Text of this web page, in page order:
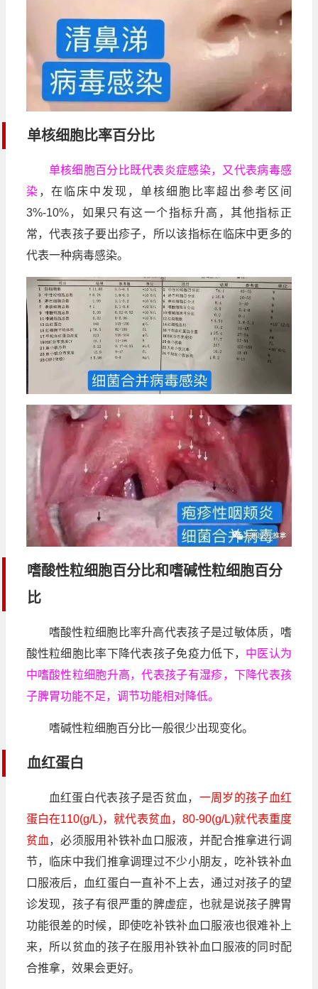
单核细胞比率百分比
单核细胞百分比既代表炎症感染，又代表病毒感
染 ，在临床中发现，单核细胞比率超出参考区间
3%-10%，如果只有这一个指标升高，其他指标正
常，代表孩子要出疹子，所以该指标在临床中更多的
代表一种病毒感染。
嗜酸性粒细胞百分比和嗜碱性粒细胞百分
比
嗜酸性粒细胞比率升高代表孩子是过敏体质，嗜
酸性粒细胞比率下降代表孩子免疫力低下， 中医认为
中嗜酸性粒细胞升高，代表孩子有湿疹，下降代表孩
子脾胃功能不足，调节功能相对降低。
嗜碱性粒细胞百分比一般很少出现变化。
血红蛋白
血红蛋白代表孩子是否贫血， 一周岁的孩子血红
蛋白在110(g/L)，就代表贫血，80-90(g/L)就代表重度
贫血 ，必须服用补铁补血口服液，并配合推拿进行调
节，临床中我们推拿调理过不少小朋友，吃补铁补血
口服液后，血红蛋白一直补不上去，通过对孩子的望
诊发现，孩子有很严重的脾虚症，也就是说孩子脾胃
功能很差的时候，即使吃补铁补血口服液也很难补上
来，所以贫血的孩子在服用补铁补血口服液的同时配
合推拿，效果会更好。